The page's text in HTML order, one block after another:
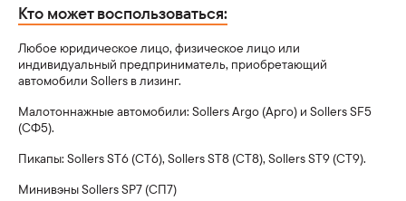
Выбрать онлайн
Sollers SF1/СФ1
Трейд-ин
Информация:
О компании
Пресс-центр
Стать дилером
Сервисы:
Запись на сервис
Личный кабинет
Сервисы:
3×ТО в подарок
Поиск запасных частей
Кто может воспользоваться:
Любое юридическое лицо, физическое лицо или
индивидуальный предприниматель, приобретающий
автомобили Sollers в лизинг.
Малотоннажные автомобили: Sollers Argo (Арго) и Sollers SF5
(СФ5).
Пикапы: Sollers ST6 (СТ6), Sollers ST8 (СТ8), Sollers ST9 (СТ9).
Минивэны Sollers SP7 (СП7)